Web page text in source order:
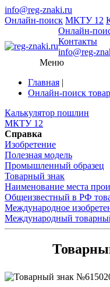
info@reg-znaki.ru
Онлайн-поиск МКТУ 12
Онлайн-
Контакты
info@reg-
Меню
Главная |
Онлайн-поиск
Калькулятор пошлин
МКТУ 12
Справка
Изобретение
Полезная модель
Промышленный образец
Товарный знак
Наименование места
Общеизвестный в РФ
Международное
Международный